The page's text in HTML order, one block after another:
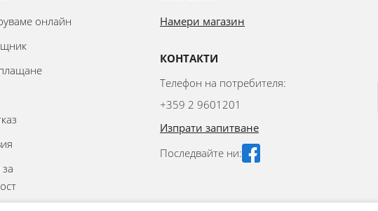
онлайн
Намери магазин
КОНТАКТИ
Телефон на потребителя:
+359 2 9601201
Изпрати запитване
Последвайте ни: